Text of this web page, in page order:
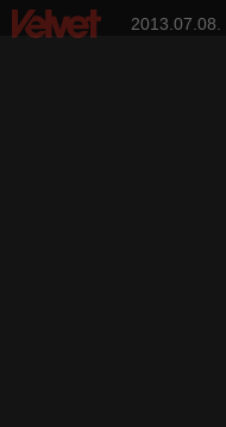
2013.07.08.